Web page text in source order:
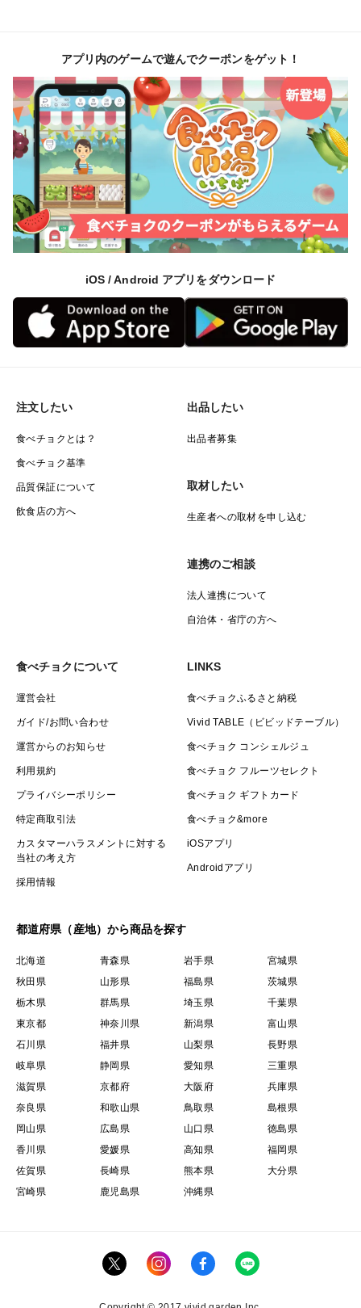
アプリ内のゲームで遊んでクーポンをゲット！
iOS / Android アプリをダウンロード
注文したい
食べチョクとは？
食べチョク基準
品質保証について
飲食店の方へ
出品したい
出品者募集
取材したい
生産者への取材を申し込む
連携のご相談
法人連携について
自治体・省庁の方へ
食べチョクについて
運営会社
ガイド/お問い合わせ
運営からのお知らせ
利用規約
プライバシーポリシー
特定商取引法
カスタマーハラスメントに対する
当社の考え方
採用情報
LINKS
食べチョクふるさと納税
Vivid TABLE（ビビッドテーブル）
食べチョク コンシェルジュ
食べチョク フルーツセレクト
食べチョク ギフトカード
食べチョク&more
iOSアプリ
Androidアプリ
都道府県（産地）から商品を探す
北海道 青森県 岩手県
宮城県
秋田県
山形県 福島県
茨城県
栃木県
群馬県 埼玉県
千葉県
東京都
神奈川県 新潟県
富山県
石川県
福井県 山梨県
長野県
岐阜県
静岡県 愛知県
三重県
滋賀県
京都府 大阪府
兵庫県
奈良県
和歌山県 鳥取県
島根県
岡山県
広島県 山口県
徳島県
香川県
愛媛県 高知県
福岡県
佐賀県
長崎県 熊本県
大分県
宮崎県
鹿児島県 沖縄県